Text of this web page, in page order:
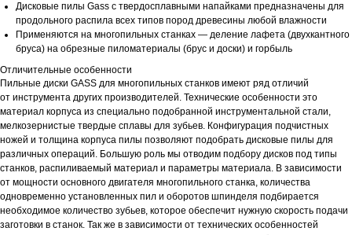
Дисковые пилы Gass с твердосплавными напайками предназначены для
продольного распила всех типов пород древесины любой влажности
Применяются на многопильных станках — деление лафета (двухкантного
бруса) на обрезные пиломатериалы (брус и доски) и горбыль
Отличительные особенности
Пильные диски GASS для многопильных станков имеют ряд отличий
от инструмента других производителей. Технические особенности это
материал корпуса из специально подобранной инструментальной стали,
мелкозернистые твердые сплавы для зубьев. Конфигурация подчистных
ножей и толщина корпуса пилы позволяют подобрать дисковые пилы для
различных операций. Большую роль мы отводим подбору дисков под типы
станков, распиливаемый материал и параметры материала. В зависимости
от мощности основного двигателя многопильного станка, количества
одновременно установленных пил и оборотов шпинделя подбирается
необходимое количество зубьев, которое обеспечит нужную скорость подачи
заготовки в станок. Так же в зависимости от технических особенностей